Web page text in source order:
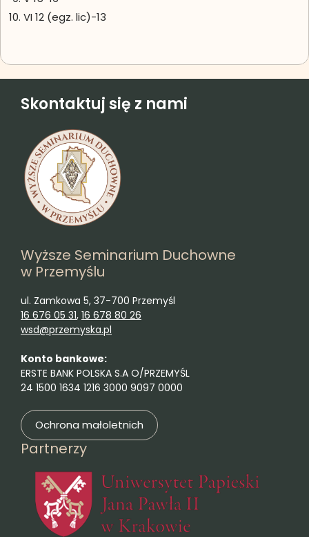
VI 12 (egz. lic)-13
Skontaktuj się z nami
Wyższe Seminarium Duchowne
w Przemyślu
ul. Zamkowa 5, 37-700 Przemyśl
16 676 05 31, 16 678 80 26
wsd@przemyska.pl
Konto bankowe:
ERSTE BANK POLSKA S.A O/PRZEMYŚL
24 1500 1634 1216 3000 9097 0000
Ochrona małoletnich
Partnerzy